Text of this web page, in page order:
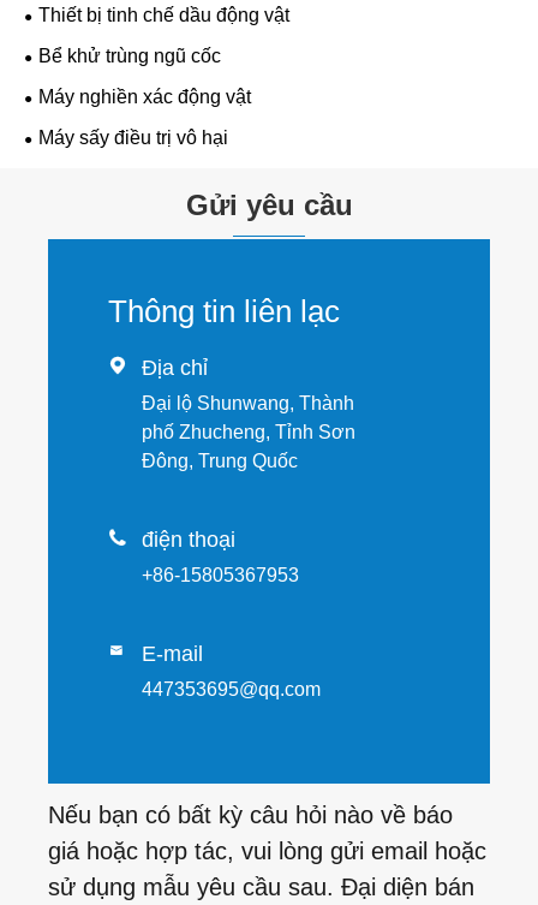
Thiết bị tinh chế dầu động vật
Bể khử trùng ngũ cốc
Máy nghiền xác động vật
Máy sấy điều trị vô hại
Gửi yêu cầu
Thông tin liên lạc
 Địa chỉ
Đại lộ Shunwang, Thành
phố Zhucheng, Tỉnh Sơn
Đông, Trung Quốc
 điện thoại
+86-15805367953
 E-mail
447353695@qq.com
Nếu bạn có bất kỳ câu hỏi nào về báo
giá hoặc hợp tác, vui lòng gửi email hoặc
sử dụng mẫu yêu cầu sau. Đại diện bán